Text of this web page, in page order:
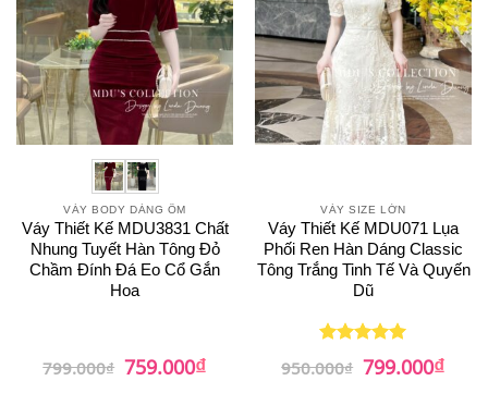
VÁY BODY DÁNG ÔM
Váy Thiết Kế MDU3831 Chất
Nhung Tuyết Hàn Tông Đỏ
Chầm Đính Đá Eo Cổ Gắn
Hoa
799.000₫ Giá
gốc
759.000₫Giá
hiện
VÁY SIZE LỚN
Váy Thiết Kế MDU071 Lụa
Phối Ren Hàn Dáng Classic
Tông Trắng Tinh Tế Và Quyến
Dũ
Được xếp
hạng
55
950.000₫ Giá
gốc
799.000₫Giá
hiện